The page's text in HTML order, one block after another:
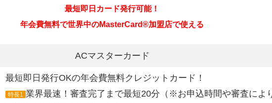
最短即日カード発行可能！
年会費無料で世界中のMasterCard®加盟店で使える
ACマスターカード
最短即日発行OKの年会費無料クレジットカード！
特長1 業界最速！審査完了まで最短20分（※お申込時間や審査によ